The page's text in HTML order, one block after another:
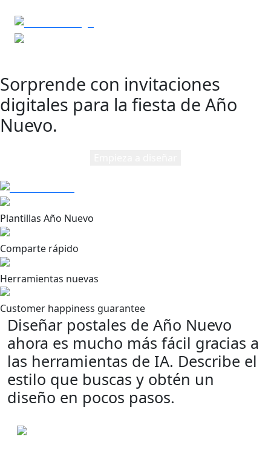
Sorprende con invitaciones
digitales para la fiesta de Año
Nuevo.
Plantillas Año Nuevo
Comparte rápido
Herramientas nuevas
Customer happiness guarantee
Diseñar postales de Año Nuevo
ahora es mucho más fácil gracias a
las herramientas de IA. Describe el
estilo que buscas y obtén un
diseño en pocos pasos.